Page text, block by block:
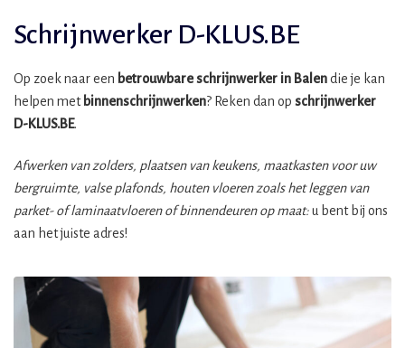
Schrijnwerker D-KLUS.BE
Op zoek naar een betrouwbare schrijnwerker in Balendie je kan
helpen met binnenschrijnwerken? Reken dan op schrijnwerker
D-KLUS.BE.
Afwerken van zolders, plaatsen van keukens, maatkasten voor uw
bergruimte, valse plafonds, houten vloeren zoals het leggen van
parket- of laminaatvloeren of binnendeuren op maat:u bent bij ons
aan het juiste adres!